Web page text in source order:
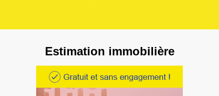
Estimation immobilière